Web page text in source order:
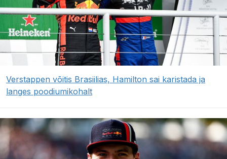
Verstappen võitis Brasiilias, Hamilton sai karistada ja
langes poodiumikohalt